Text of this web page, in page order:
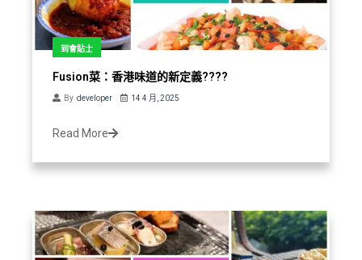
到會貼士
Fusion菜：香港味道的新定義????
By developer 14 4 月, 2025
Read More